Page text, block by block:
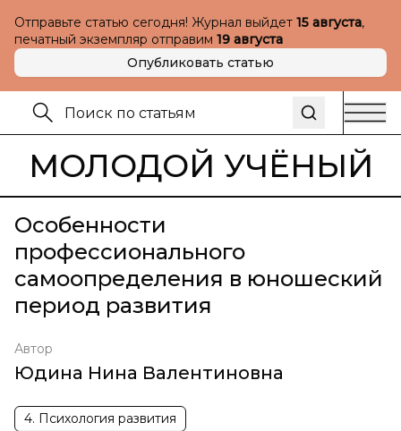
Отправьте статью сегодня! Журнал выйдет 15 августа,
печатный экземпляр отправим 19 августа
Опубликовать статью
МОЛОДОЙ УЧЁНЫЙ
Особенности
профессионального
самоопределения в юношеский
период развития
Автор
Юдина Нина Валентиновна
4. Психология развития